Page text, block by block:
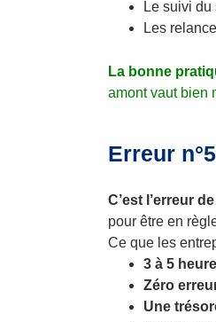
Le suivi
Les
La bonne
amont vaut bien
Erreur
C’est l’erreur
pour être en
Ce que les
3 à 5
Zéro
Une